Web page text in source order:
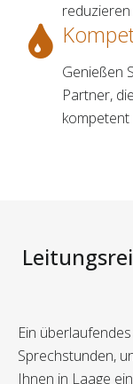
Genießen
Partner,
kompetent
Ein
Sprechstunden,
Ihnen in Laage